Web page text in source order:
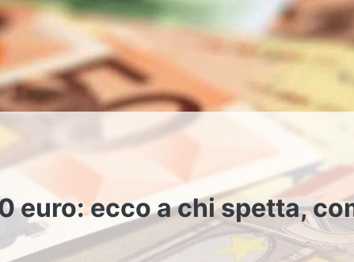
euro: ecco a chi spetta,